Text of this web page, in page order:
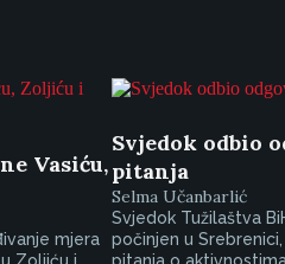
Vasiću,
mjera
Svjedok odbio
pitanja
Selma Učanbarlić
Svjedok Tužilaštva
počinjen u